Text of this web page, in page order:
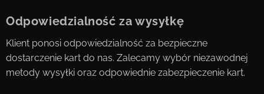
Odpowiedzialność za wysyłkę
Klient ponosi odpowiedzialność za bezpieczne
dostarczenie kart do nas. Zalecamy wybór niezawodnej
metody wysyłki oraz odpowiednie zabezpieczenie kart.